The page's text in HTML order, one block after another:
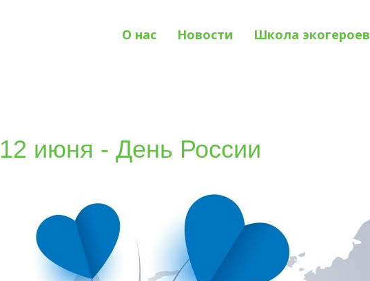
О нас Новости Школа экогероев
12 июня - День России